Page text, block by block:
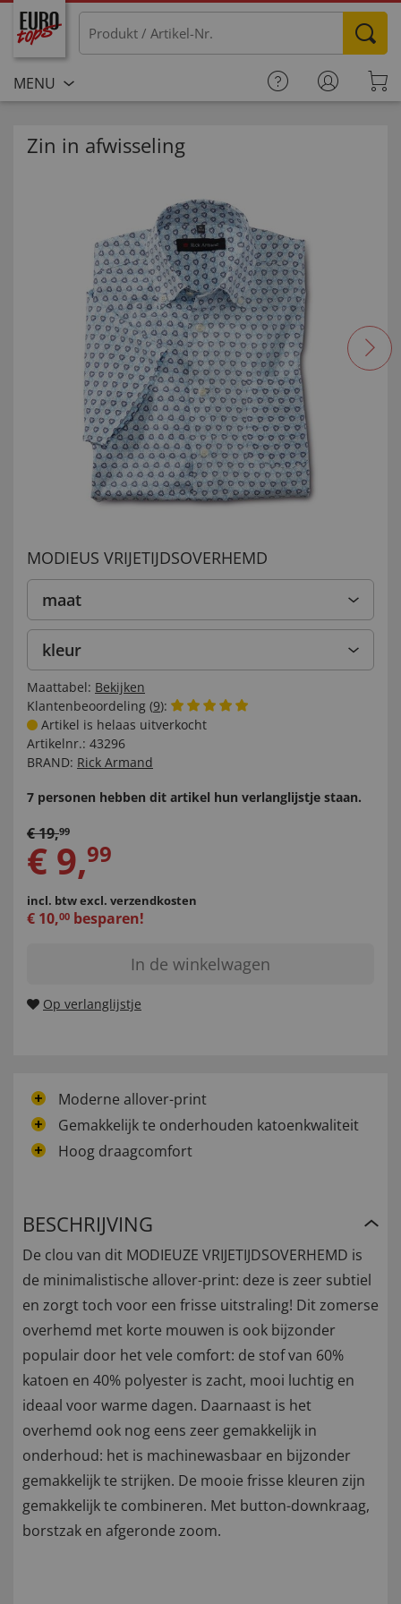
MENU
Zin in afwisseling
MODIEUS VRIJETIJDSOVERHEMD
maat
kleur
Maattabel: Bekijken
Klantenbeoordeling (9):
Artikel is helaas uitverkocht
Artikelnr.: 43296
BRAND: Rick Armand
7 personen hebben dit artikel hun verlanglijstje staan.
€19,99
€ 9,99
incl. btwexcl. verzendkosten
€ 10,00 besparen!
In de winkelwagen
Op verlanglijstje
Moderne allover-print
Gemakkelijk te onderhouden katoenkwaliteit
Hoog draagcomfort
BESCHRIJVING
De clou van dit MODIEUZE VRIJETIJDSOVERHEMD is
de minimalistische allover-print: deze is zeer subtiel
en zorgt toch voor een frisse uitstraling! Dit zomerse
overhemd met korte mouwen is ook bijzonder
populair door het vele comfort: de stof van 60%
katoen en 40% polyester is zacht, mooi luchtig en
ideaal voor warme dagen. Daarnaast is het
overhemd ook nog eens zeer gemakkelijk in
onderhoud: het is machinewasbaar en bijzonder
gemakkelijk te strijken. De mooie frisse kleuren zijn
gemakkelijk te combineren. Met button-downkraag,
borstzak en afgeronde zoom.